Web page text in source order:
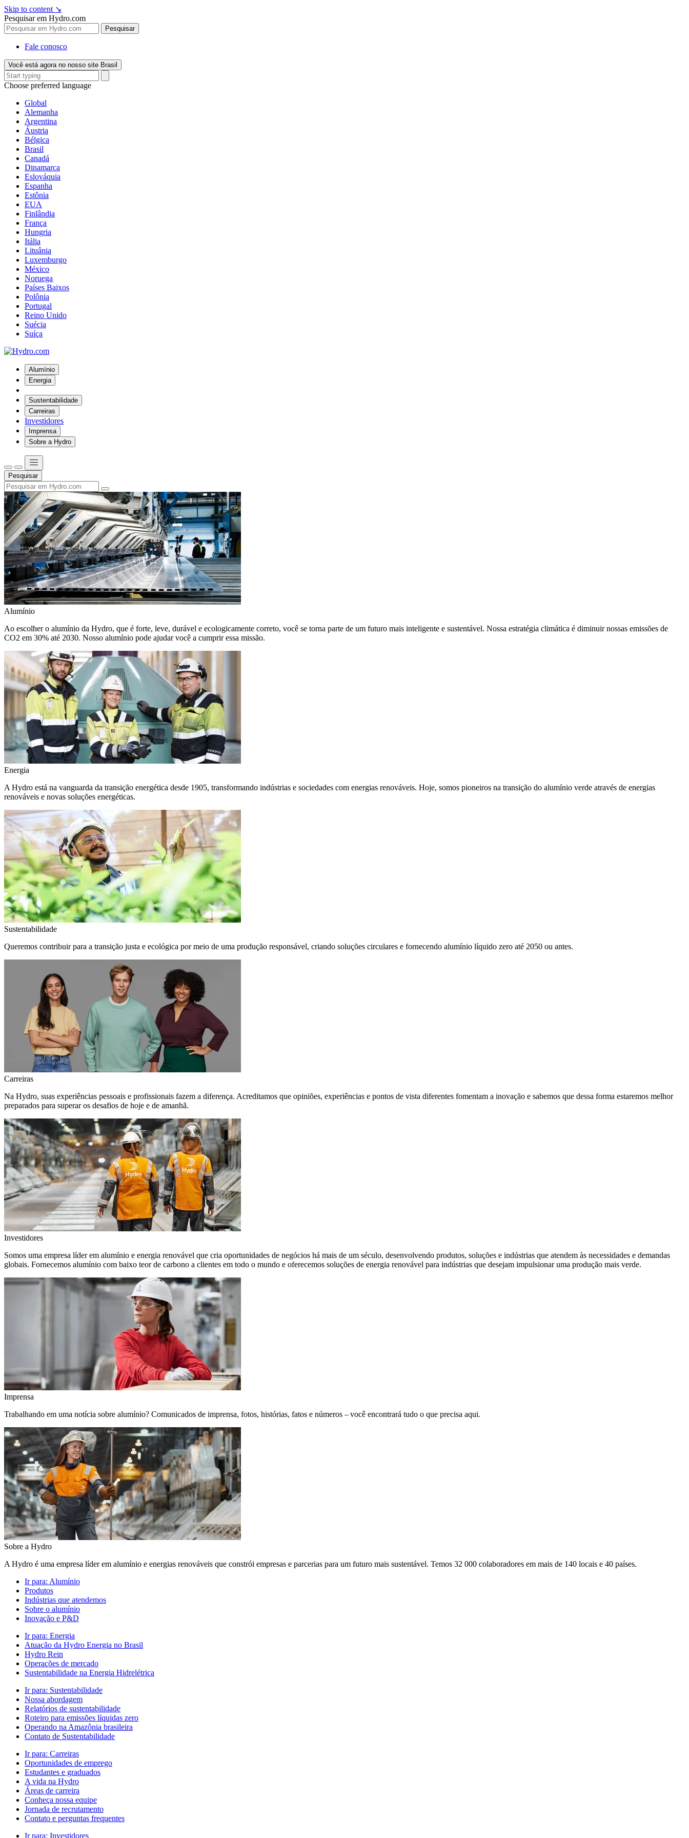
Skip to content ↘
Pesquisar em Hydro.com
Pesquisar
Fale conosco
Você está agora no nosso site Brasil
Choose preferred language
Global
Alemanha
Argentina
Áustria
Bélgica
Brasil
Canadá
Dinamarca
Eslováquia
Espanha
Estônia
EUA
Finlândia
França
Hungria
Itália
Lituânia
Luxemburgo
México
Noruega
Países Baixos
Polônia
Portugal
Reino Unido
Suécia
Suíça
Alumínio
Energia
Sustentabilidade
Carreiras
Investidores
Imprensa
Sobre a Hydro
Pesquisar
Alumínio
Ao escolher o alumínio da Hydro, que é forte, leve, durável e ecologicamente correto, você se torna parte de um futuro mais inteligente e sustentável. Nossa estratégia climática é diminuir nossas emissões de
CO2 em 30% até 2030. Nosso alumínio pode ajudar você a cumprir essa missão.
Energia
A Hydro está na vanguarda da transição energética desde 1905, transformando indústrias e sociedades com energias renováveis. Hoje, somos pioneiros na transição do alumínio verde através de energias
renováveis e novas soluções energéticas.
Sustentabilidade
Queremos contribuir para a transição justa e ecológica por meio de uma produção responsável, criando soluções circulares e fornecendo alumínio líquido zero até 2050 ou antes.
Carreiras
Na Hydro, suas experiências pessoais e profissionais fazem a diferença. Acreditamos que opiniões, experiências e pontos de vista diferentes fomentam a inovação e sabemos que dessa forma estaremos melhor
preparados para superar os desafios de hoje e de amanhã.
Investidores
Somos uma empresa líder em alumínio e energia renovável que cria oportunidades de negócios há mais de um século, desenvolvendo produtos, soluções e indústrias que atendem às necessidades e demandas
globais. Fornecemos alumínio com baixo teor de carbono a clientes em todo o mundo e oferecemos soluções de energia renovável para indústrias que desejam impulsionar uma produção mais verde.
Imprensa
Trabalhando em uma notícia sobre alumínio? Comunicados de imprensa, fotos, histórias, fatos e números – você encontrará tudo o que precisa aqui.
Sobre a Hydro
A Hydro é uma empresa líder em alumínio e energias renováveis que constrói empresas e parcerias para um futuro mais sustentável. Temos 32 000 colaboradores em mais de 140 locais e 40 países.
Ir para: Alumínio
Produtos
Indústrias que atendemos
Sobre o alumínio
Inovação e P&D
Ir para: Energia
Atuação da Hydro Energia no Brasil
Hydro Rein
Operações de mercado
Sustentabilidade na Energia Hidrelétrica
Ir para: Sustentabilidade
Nossa abordagem
Relatórios de sustentabilidade
Roteiro para emissões líquidas zero
Operando na Amazônia brasileira
Contato de Sustentabilidade
Ir para: Carreiras
Oportunidades de emprego
Estudantes e graduados
A vida na Hydro
Áreas de carreira
Conheça nossa equipe
Jornada de recrutamento
Contato e perguntas frequentes
Ir para: Investidores